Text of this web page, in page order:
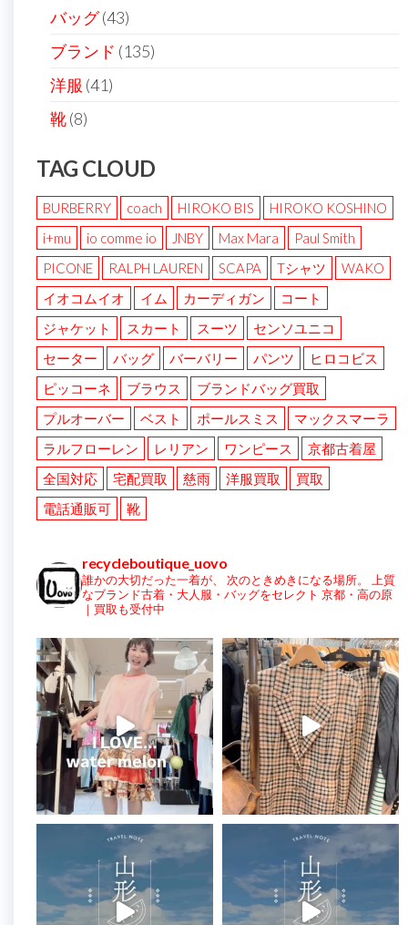
バッグ(43)
ブランド (135)
洋服 (41)
靴(8)
TAG CLOUD
BURBERRY coach HIROKO BIS
HIROKO KOSHINO
i+mu
io comme io JNBY Max Mara
Paul Smith
PICONE
RALPH LAUREN SCAPA Tシャツ
WAKO
イオコムイオ
イム カーディガン
コート
ジャケット
スカート スーツ
センソユニコ
セーター
バッグ バーバリー パンツ
ヒロコビス
ピッコーネ
ブラウス
ブランドバッグ買取
プルオーバー
ベスト ポールスミス
マックスマーラ
ラルフローレン
レリアン ワンピース
京都古着屋
全国対応
宅配買取 慈雨 洋服買取
買取
電話通販可
靴
recycleboutique_uovo
誰かの大切だった一着が、 次のときめきになる場所。
上質
なブランド古着・大人服・バッグをセレクト 京都・高の原
｜買取も受付中